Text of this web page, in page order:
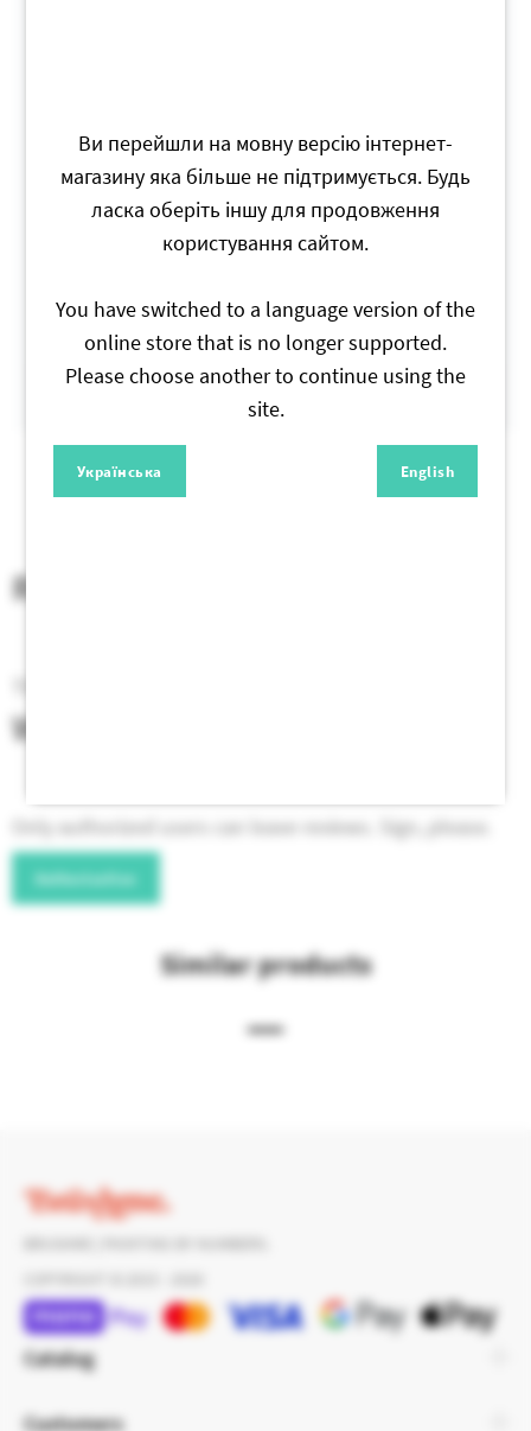
Заміна комплекту фарб
протягом 2 років
UAH
Лак акриловий глянцевий (50
мл)
115UAH
Reviews
Write a Review
Only authorized users can leave reviews. Sign, please.
Authorization
Similar products
Catalog
Customers
Ви перейшли на мовну версію інтернет-
магазину яка більше не підтримується. Будь
ласка оберіть іншу для продовження
користування сайтом.
You have switched to a language version of the
online store that is no longer supported.
Please choose another to continue using the
site.
Українська English